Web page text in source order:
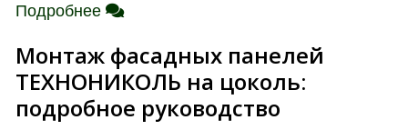
Подробнее
Монтаж фасадных панелей
ТЕХНОНИКОЛЬ на цоколь:
подробное руководство